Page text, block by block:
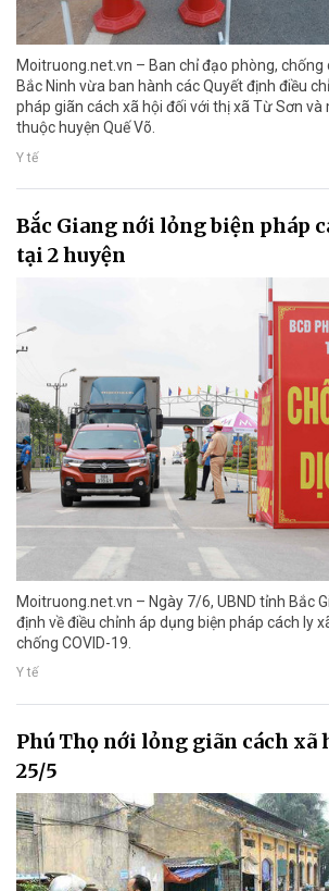
Moitruong.net.vn – Ban chỉ đạo phòng, chống
Bắc Ninh vừa ban hành các Quyết định điều
pháp giãn cách xã hội đối với thị xã Từ Sơn
thuộc huyện Quế Võ.
Y tế
Bắc Giang nới lỏng biện pháp
tại 2 huyện
Moitruong.net.vn – Ngày 7/6, UBND tỉnh Bắc
định về điều chỉnh áp dụng biện pháp cách ly
chống COVID-19.
Y tế
Phú Thọ nới lỏng giãn cách xã
25/5